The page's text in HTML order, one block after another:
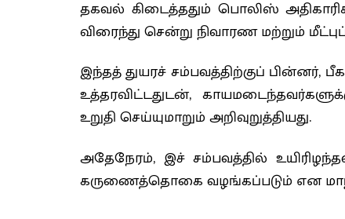
தகவல் கிடைத்ததும் பொலிஸ்
விரைந்து சென்று நிவாரண மற்றும்
இந்தத் துயரச் சம்பவத்திற்குப் பின்னர்,
உத்தரவிட்டதுடன்,
உறுதி செய்யுமாறும் அறிவுறுத்தியது.
அதேநேரம், இச் சம்பவத்தில்
கருணைத்தொகை வழங்கப்படும் என